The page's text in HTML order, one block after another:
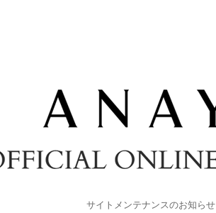
サイトメンテナンスのお知らせ